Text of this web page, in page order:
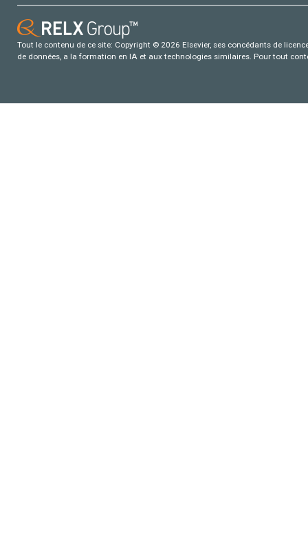
Tout le contenu de ce site: Copyright © 2026 Elsevier, ses concédants de
de données, a la formation en IA et aux technologies similaires. Pour tout